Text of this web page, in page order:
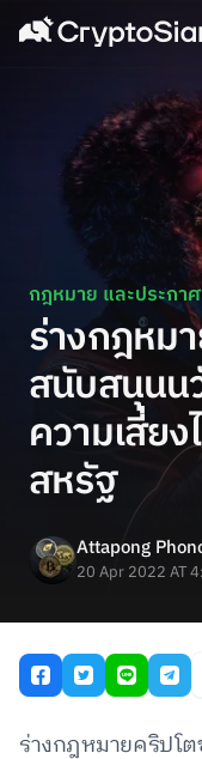
กฎหมาย และประกาศ
ร่างกฎหม
สนับสนุนน
ความเสี่ย
สหรัฐ
Attapong
20 Apr 2022 AT
ร่างกฎหมายคริปโต